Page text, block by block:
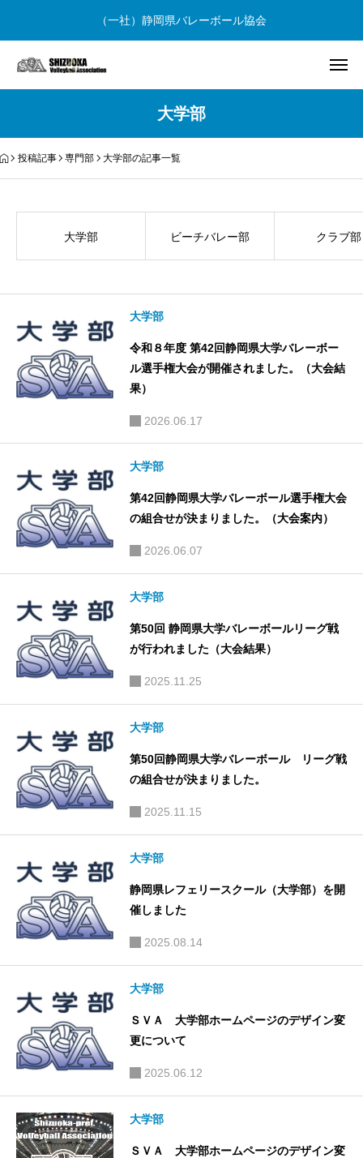
（一社）静岡県バレーボール協会
大学部
投稿記事 専門部 大学部の記事一覧
大学部 ビーチバレー部 クラブ部
大学部
令和８年度 第42回静岡県大学バレーボー
ル選手権大会が開催されました。（大会結
果）
2026.06.17
大学部
第42回静岡県大学バレーボール選手権大会
の組合せが決まりました。（大会案内）
2026.06.07
大学部
第50回 静岡県大学バレーボールリーグ戦
が行われました（大会結果）
2025.11.25
大学部
第50回静岡県大学バレーボール リーグ戦
の組合せが決まりました。
2025.11.15
大学部
静岡県レフェリースクール（大学部）を開
催しました
2025.08.14
大学部
ＳＶＡ 大学部ホームページのデザイン変
更について
2025.06.12
大学部
ＳＶＡ 大学部ホームページのデザイン変